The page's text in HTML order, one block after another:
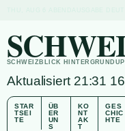
SCHWEIZBLICK
Aktualisiert 21:31
STAR
TSEI
TE
ÜB
ER
UN
S
KO
NT
AK
T
GES
CHIC
HTE